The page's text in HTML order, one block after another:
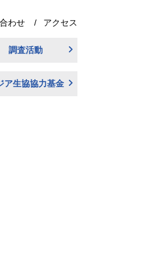
わせ アクセス
調査活動
ア生協協力基金